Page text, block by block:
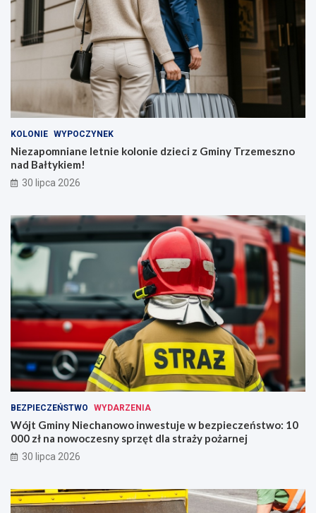
KOLONIE WYPOCZYNEK
Niezapomniane letnie kolonie dzieci z Gminy Trzemeszno
nad Bałtykiem!
30 lipca 2026
BEZPIECZEŃSTWO WYDARZENIA
Wójt Gminy Niechanowo inwestuje w bezpieczeństwo: 10
000 zł na nowoczesny sprzęt dla straży pożarnej
30 lipca 2026